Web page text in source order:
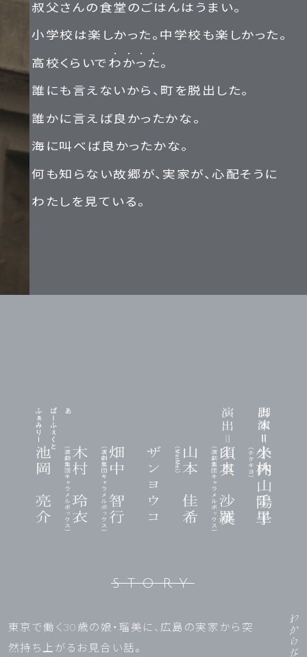
叔父さんの食堂のごはんはうまい。
小学校は楽しかった。中学校も楽しかった。
高校くらいで わかった。
誰にも言えないから、町を脱出した。
誰かに言えば良かったかな。
海に叫べば良かったかな。
何も知らない故郷が、実家が、心配そうに
わたしを見ている。
STORY
東京で働く30歳の娘・瑠美に、広島の実家から突
然持ち上がるお見合い話。